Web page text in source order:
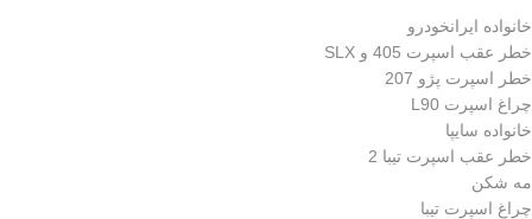
خانواده ایرانخودرو
خطر عقب اسپرت 405 و SLX
خطر اسپرت پژو 207
چراغ اسپرت L90
خانواده سایپا
خطر عقب اسپرت تیبا 2
مه شکن
چراغ اسپرت تیبا